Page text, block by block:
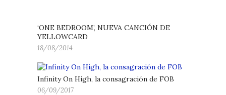
‘ONE BEDROOM’, NUEVA CANCIÓN DE
YELLOWCARD
18/08/2014
Infinity On High, la consagración de FOB
06/09/2017